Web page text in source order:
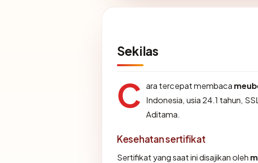
Sekilas
C ara tercepat membaca
Indonesia, usia 24.1 tahun,
Aditama.
Kesehatan sertifikat
Sertifikat yang saat ini disajikan oleh